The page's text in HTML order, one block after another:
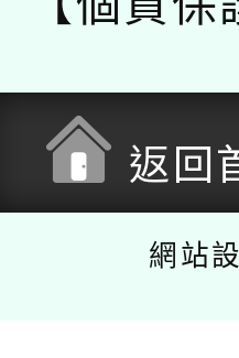
返回
網站